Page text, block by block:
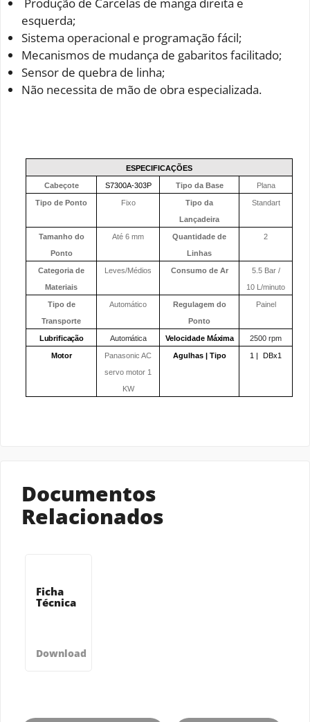
esquerda;
Sistema operacional e programação fácil;
Mecanismos de mudança de gabaritos facilitado;
Sensor de quebra de linha;
Não necessita de mão de obra especializada.
ESPECIFICAÇÕES
Cabeçote S7300A-303P Tipo da Base Plana
Tipo de Ponto Fixo
Tipo da
Lançadeira
Standart
Tamanho do
Ponto
Até 6 mm
Quantidade de
Linhas
2
Categoria de
Materiais
Leves/Médios Consumo de Ar
5.5 Bar /
10 L/minuto
Tipo de
Transporte
Automático
Regulagem do
Ponto
Painel
Lubrificação Automática Velocidade Máxima 2500 rpm
Motor
Panasonic AC
servo motor 1
KW
Agulhas | Tipo 1 | DBx1
Documentos
Relacionados
Ficha
Técnica
Download